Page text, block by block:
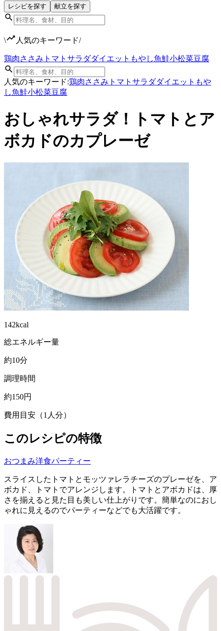
レシピを探す 献立を探す
\ 人気のキーワード/
鶏肉ささみ トマト サラダダイエット もやし魚鮭小松菜豆腐
人気のキーワード:鶏肉ささみ トマト サラダダイエット もや
し魚鮭小松菜豆腐
おしゃれサラダ！トマトとア
ボカドのカプレーゼ
142kcal
総エネルギー量
約10分
調理時間
約150円
費用目安（1人分）
このレシピの特徴
おつまみ洋食パーティー
スライスしたトマトとモッツァレラチーズのプレーゼを、ア
ボカド、トマトでアレンジします。トマトとアボカドは、厚
さを揃えると見た目も美しい仕上がりです。簡単なのにおし
ゃれに見えるのでパーティーなどでも大活躍です。